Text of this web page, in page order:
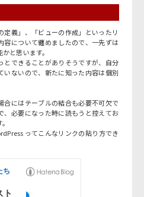
義」、「ビューの作成」といったリ
容について纏めましたので、一先ずは
と思います。
とできることがありそうですが、自分
いないので、新たに知った内容は個別
合にはテーブルの結合も必要不可欠で
、必要になった時に読もうと控えてお
ってこんなリンクの貼り方でき